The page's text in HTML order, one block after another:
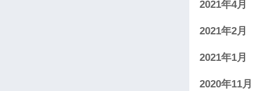
2021年4月
2021年2月
2021年1月
2020年11月